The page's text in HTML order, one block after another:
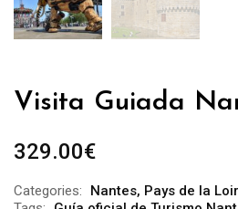
Visita Guiada
329.00€
Categories: Nantes, Pays de la